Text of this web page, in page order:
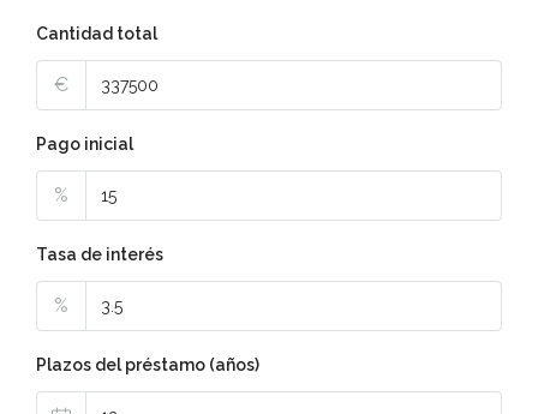
Cantidad total
€
Pago inicial
%
Tasa de interés
%
Plazos del préstamo (años)